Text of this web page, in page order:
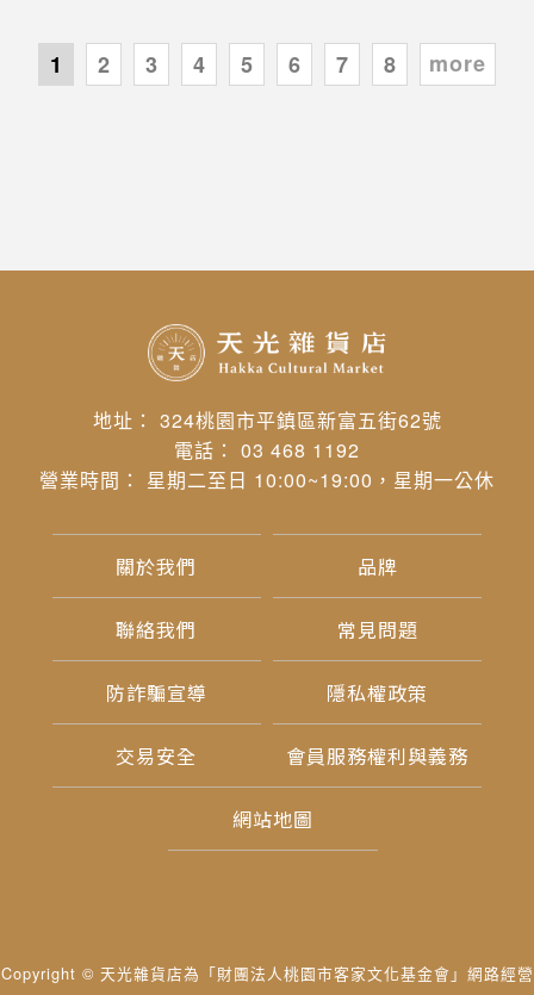
1 2 3 4 5 6 7 8 more
地址： 324桃園市平鎮區新富五街62號
電話： 03 468 1192
營業時間： 星期二至日 10:00~19:00，星期一公休
關於我們 品牌
聯絡我們 常見問題
防詐騙宣導 隱私權政策
交易安全 會員服務權利與義務
網站地圖
Copyright © 天光雜貨店為「財團法人桃園市客家文化基金會」網路經營